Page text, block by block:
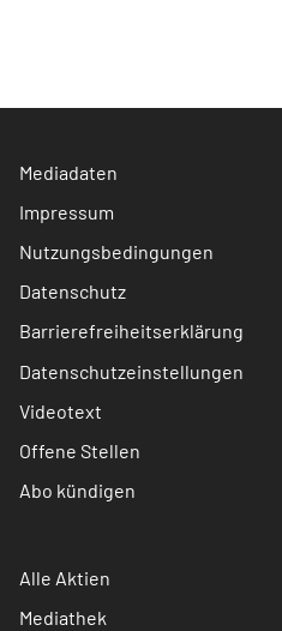
Mediadaten
Impressum
Nutzungsbedingungen
Datenschutz
Barrierefreiheitserklärung
Datenschutzeinstellungen
Videotext
Offene Stellen
Abo kündigen
Alle Aktien
Mediathek